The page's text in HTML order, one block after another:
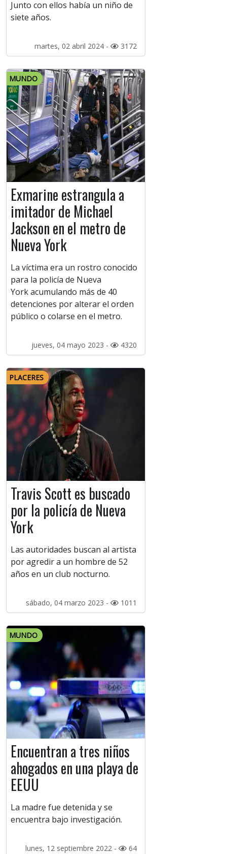
Junto con ellos había un niño de
siete años.
martes, 02 abril 2024 - 3172
MUNDO
Exmarine estrangula a
imitador de Michael
Jackson en el metro de
Nueva York
La víctima era un rostro conocido
para la policía de Nueva
York acumulando más de 40
detenciones por alterar el orden
público o colarse en el metro.
jueves, 04 mayo 2023 - 4320
PLACERES
Travis Scott es buscado
por la policía de Nueva
York
Las autoridades buscan al artista
por agredir a un hombre de 52
años en un club nocturno.
sábado, 04 marzo 2023 - 1011
MUNDO
Encuentran a tres niños
ahogados en una playa de
EEUU
La madre fue detenida y se
encuentra bajo investigación.
lunes, 12 septiembre 2022 - 64